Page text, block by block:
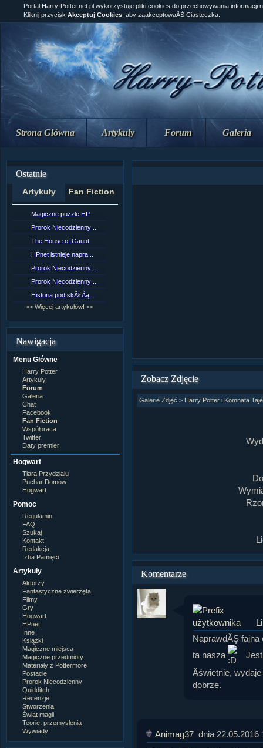
Strona Główna Artykuły Forum Galeria
Ostatnie
Artykuły Fan Fiction
Magiczne puzzle HP
Prorok Niecodzienny ...
The House of Gaunt
HPnet istnieje napra...
Prorok Niecodzienny ...
Prorok Niecodzienny ...
Historia pod skĂłrÂą...
>> Więcej artykułów! <<
Nawigacja
Menu Główne
Harry Potter
Artykuły
Forum
Galeria
Chat
Facebook
Fan Fiction
Współpraca
Twitter
Daty premier
Hogwart
Tiara Przydziału
Puchar Domów
Hogwart
Pomoc
Regulamin
FAQ
Szukaj
Kontakt
Redakcja
Izba Pamięci
Artykuły
Aktorzy
Fantastyczne zwierzęta
Filmy
Gry
Hogwart
HPnet
Inne
Książki
Magiczne miejsca
Magiczne przedmioty
Materiały z Pottermore
Postacie
Prorok Niecodzienny
Quidditch
Recenzje
Stworzenia
Świat magii
Teorie, przemyslenia
Wywiady
Portal Harry-Potter.net.pl wykorzystuje pliki cookies do przechowywania informacji
Kliknij przycisk Akceptuj Cookies , aby zaakceptowaĂŚ Ciasteczka.
Zobacz Zdjęcie
Galerie Zdjęć > Harry Potter i Komnata
Komentarze
NaprawdĂŞ fajna
ta nasza
Âświetnie,
dobrze.
Animag37 dnia 22.05.2016